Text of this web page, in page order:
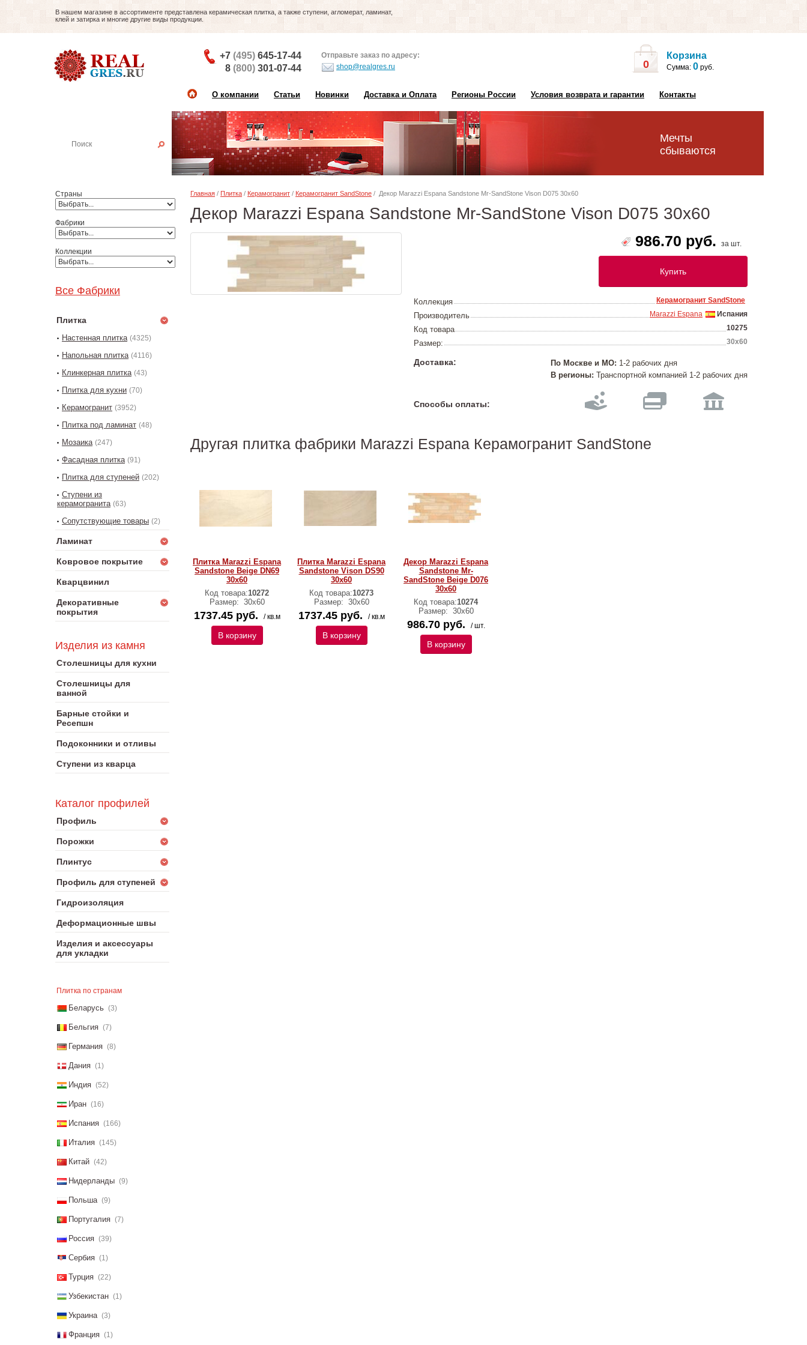
В нашем магазине в ассортименте представлена керамическая плитка, а также ступени, агломерат, ламинат,
клей и затирка и многие другие виды продукции.
+7 (495) 645-17-44
8 (800) 301-07-44
Отправьте заказ по адресу:
shop@realgres.ru
0
Корзина
Сумма: 0 руб.
О компании Статьи Новинки Доставка и Оплата Регионы России Условия возврата и гарантии Контакты
Мечты
сбываются
Страны
Фабрики
Коллекции
Все Фабрики
Плитка
Настенная плитка (4325)
Напольная плитка (4116)
Клинкерная плитка (43)
Плитка для кухни (70)
Керамогранит (3952)
Плитка под ламинат (48)
Мозаика (247)
Фасадная плитка (91)
Плитка для ступеней (202)
Ступени из
керамогранита (63)
Сопутствующие товары (2)
Ламинат
Ковровое покрытие
Кварцвинил
Декоративные
покрытия
Изделия из камня
Столешницы для кухни
Столешницы для
ванной
Барные стойки и
Ресепшн
Подоконники и отливы
Ступени из кварца
Каталог профилей
Профиль
Порожки
Плинтус
Профиль для ступеней
Гидроизоляция
Деформационные швы
Изделия и аксессуары
для укладки
Плитка по странам
Беларусь (3)
Бельгия (7)
Германия (8)
Дания (1)
Индия (52)
Иран (16)
Испания (166)
Италия (145)
Китай (42)
Нидерланды (9)
Польша (9)
Португалия (7)
Россия (39)
Сербия (1)
Турция (22)
Узбекистан (1)
Украина (3)
Франция (1)
Главная / Плитка / Керамогранит / Керамогранит SandStone / Декор Marazzi Espana Sandstone Mr-SandStone Vison D075 30х60
Декор Marazzi Espana Sandstone Mr-SandStone Vison D075 30х60
986.70 руб. за шт.
Купить
Коллекция Керамогранит SandStone
Производитель Испания
Marazzi Espana
Код товара 10275
Размер: 30х60
Доставка: По Москве и МО: 1-2 рабочих дня
В регионы: Транспортной компанией 1-2 рабочих дня
Способы оплаты:
Другая плитка фабрики Marazzi Espana Керамогранит SandStone
Плитка Marazzi Espana
Sandstone Beige DN69
30х60
Код товара:10272
Размер: 30х60
1737.45 руб. / кв.м
В корзину
Плитка Marazzi Espana
Sandstone Vison DS90
30х60
Код товара:10273
Размер: 30х60
1737.45 руб. / кв.м
В корзину
Декор Marazzi Espana
Sandstone Mr-
SandStone Beige D076
30х60
Код товара:10274
Размер: 30х60
986.70 руб. / шт.
В корзину